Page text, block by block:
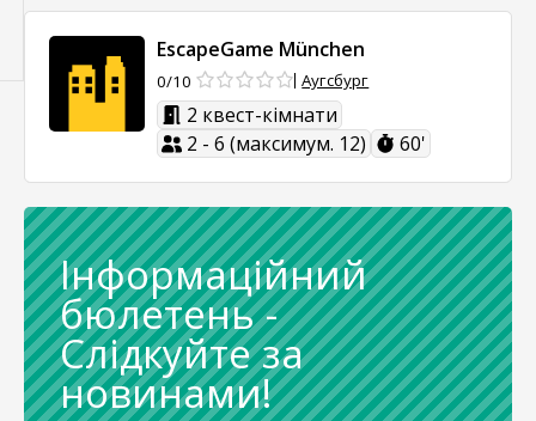
EscapeGame München
0/10 Аугсбург
2 квест-кімнати
2 - 6 (максимум. 12)
60'
Інформаційний
бюлетень -
Слідкуйте за
новинами!